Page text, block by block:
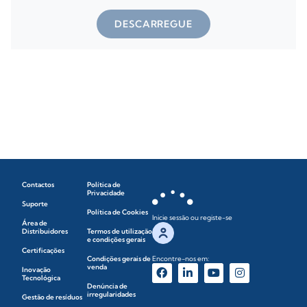
DESCARREGUE
Contactos
Suporte
Área de
Distribuidores
Certificações
Inovação
Tecnológica
Gestão de resíduos
Política de
Privacidade
Política de Cookies
Termos de utilização
e condições gerais
Condições gerais de
venda
Denúncia de
irregularidades
Inicie sessão ou registe-se
Encontre-nos em: